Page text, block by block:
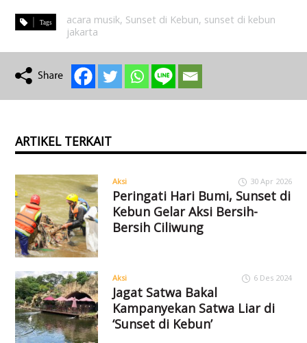
acara musik, Sunset di Kebun, sunset di kebun
jakarta
ARTIKEL TERKAIT
Aksi 30 Apr 2026
Peringati Hari Bumi, Sunset di
Kebun Gelar Aksi Bersih-
Bersih Ciliwung
Aksi 6 Des 2024
Jagat Satwa Bakal
Kampanyekan Satwa Liar di
‘Sunset di Kebun’